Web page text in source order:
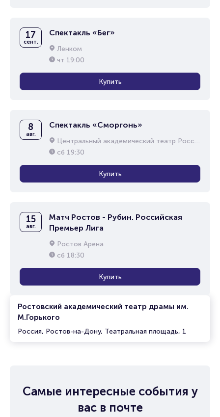
Ростовский академический театр драмы им.
М.Горького
Россия, Ростов-на-Дону, Театральная площадь, 1
17
сент.
Спектакль «Бег»
Ленком
чт 19:00
Купить
8
авг.
Спектакль «Сморгонь»
Центральный академический театр Российской Армии
сб 19:30
Купить
15
авг.
Матч Ростов - Рубин. Российская
Премьер Лига
Ростов Арена
сб 18:30
Купить
Самые интересные события у
вас в почте